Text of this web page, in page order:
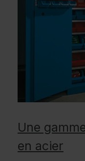
Une
en acier